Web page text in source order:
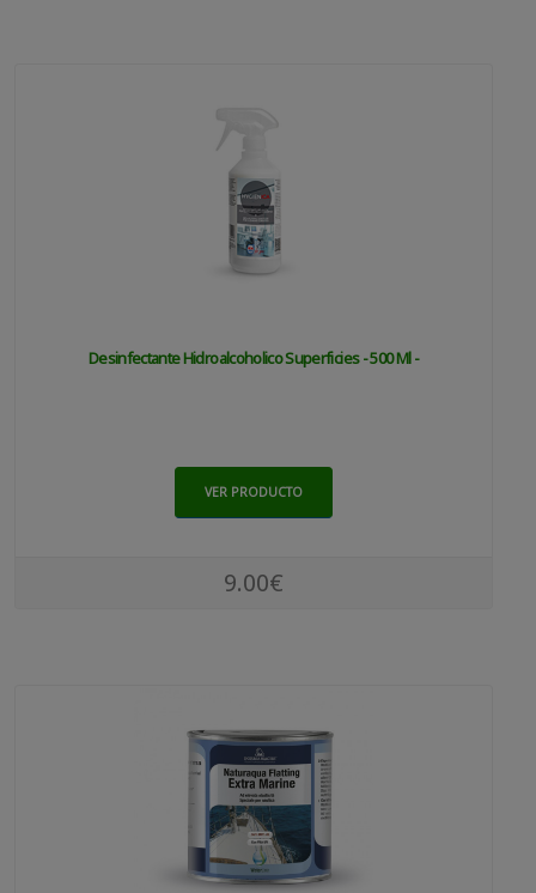
Desinfectante Hidroalcoholico Superficies - 500 Ml -
VER PRODUCTO
9.00€